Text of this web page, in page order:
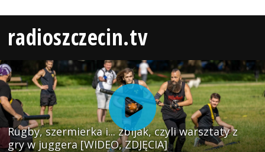
radioszczecin.tv
Rugby, szermierka i... zbijak, czyli warsztaty z
gry w juggera [WIDEO, ZDJĘCIA]